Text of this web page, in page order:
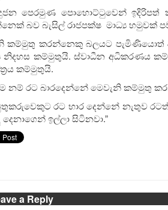
පෙරමුණ පොහොට්ටුවෙන් ඉදිරිපත්
බව බැසිල් රාජපක්ෂ මාධ්‍ය හමුවක්
කම්මුතු කරන්නෙකු බලයට පැමිණියොත්
නිදහස කම්මුතුයි. ස්වාධීන අධිකරණය
කම්මුතුයි.
නම් රට බාරදෙන්නේ මෙවැනි කම්මුතු
රට භාර දෙන්නේ නැතුව
ඉල්ලා සිටිනවා.”
a Reply